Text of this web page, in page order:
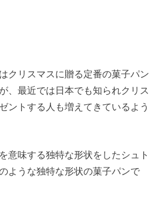
クリスマスに贈る定番の菓子パン
、最近では日本でも知られクリス
ントする人も増えてきているよう
意味する独特な形状をしたシュト
ような独特な形状の菓子パンで